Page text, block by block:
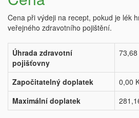
Cena při výdeji na recept, pokud je lék
veřejného zdravotního pojištění.
Úhrada zdravotní
pojišťovny
Započitatelný doplatek
0,00
Maximální doplatek